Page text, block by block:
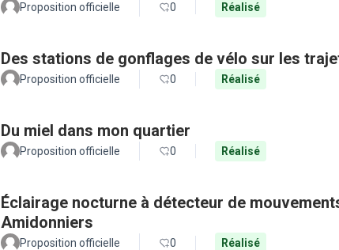
Proposition officielle 0 Réalisé
Des stations de gonflages de vélo sur les
Proposition officielle 0 Réalisé
Du miel dans mon quartier
Proposition officielle 0 Réalisé
Éclairage nocturne à détecteur de
Amidonniers
Proposition officielle 0 Réalisé